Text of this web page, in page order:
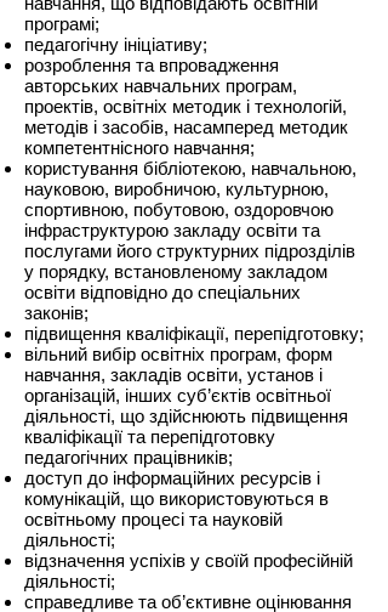
програмі;
педагогічну ініціативу;
розроблення та впровадження
авторських навчальних програм,
проектів, освітніх методик і технологій,
методів і засобів, насамперед методик
компетентнісного навчання;
користування бібліотекою, навчальною,
науковою, виробничою, культурною,
спортивною, побутовою, оздоровчою
інфраструктурою закладу освіти та
послугами його структурних підрозділів
у порядку, встановленому закладом
освіти відповідно до спеціальних
законів;
підвищення кваліфікації, перепідготовку;
вільний вибір освітніх програм, форм
навчання, закладів освіти, установ і
організацій, інших суб’єктів освітньої
діяльності, що здійснюють підвищення
кваліфікації та перепідготовку
педагогічних працівників;
доступ до інформаційних ресурсів і
комунікацій, що використовуються в
освітньому процесі та науковій
діяльності;
відзначення успіхів у своїй професійній
діяльності;
справедливе та об’єктивне оцінювання